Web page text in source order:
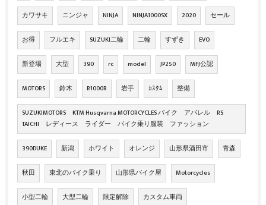
カワサキ ニンジャ NINJA NINJA1000SX 2020 セール
お得 フルエキ SUZUKI二輪 二輪 すずき EVO
新登場 大型 390 rc model JP250 MFJ公認
MOTORS 鈴木 R1000R 岩手 ｶｽﾀﾑ 整備
SUZUKIMOTORS KTM Husqvarna MOTORCYCLES バイク アパレル RS
TAICHI レディース ライダー バイク乗り服装 ファッション
390DUKE 新潟 ホワイト オレンジ 山形県酒田市 青森
秋田 東北のバイク乗り 山形県バイク屋 Motorcycles
小型二輪 大型二輪 限定解除 カスタム車両